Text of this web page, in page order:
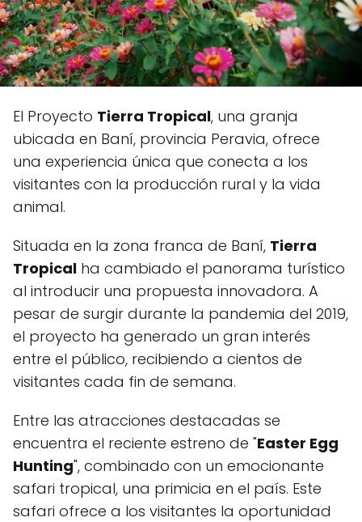
El Proyecto Tierra Tropical, una granja
ubicada en Baní, provincia Peravia, ofrece
una experiencia única que conecta a los
visitantes con la producción rural y la vida
animal.
Situada en la zona franca de Baní, Tierra
Tropical ha cambiado el panorama turístico
al introducir una propuesta innovadora. A
pesar de surgir durante la pandemia del 2019,
el proyecto ha generado un gran interés
entre el público, recibiendo a cientos de
visitantes cada fin de semana.
Entre las atracciones destacadas se
encuentra el reciente estreno de "Easter Egg
Hunting", combinado con un emocionante
safari tropical, una primicia en el país. Este
safari ofrece a los visitantes la oportunidad